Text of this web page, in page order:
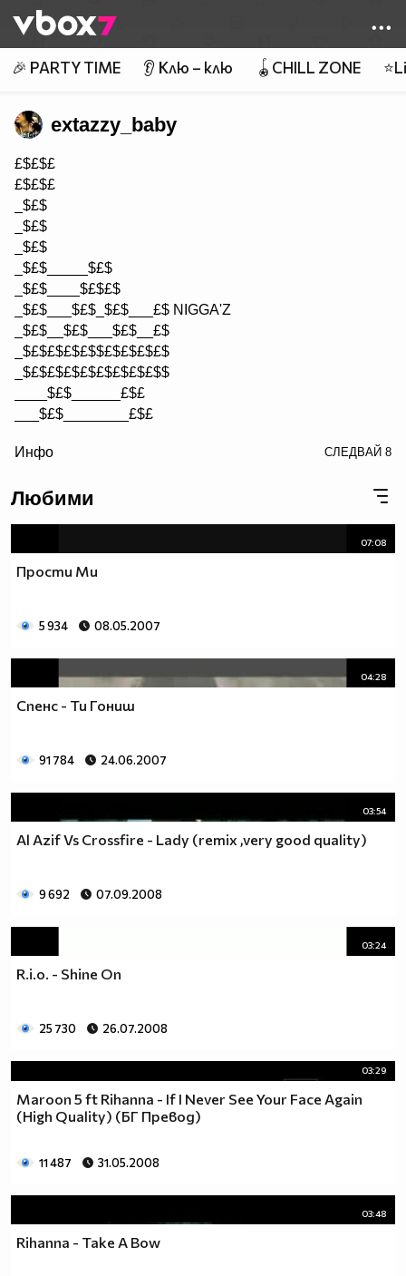
👾
🎉 PARTY TIME 👂 Клю – клю 🪀CHILL ZONE
extazzy_baby
£$£$£
£$£$£
_$£$
_$£$
_$£$
_$£$_____$£$
_$£$____$£$£$
_$£$___$£$_$£$___£$ NIGGA'Z
_$£$__$£$___$£$__£$
_$£$£$£$£$$£$£$£$£$
_$£$£$£$£$£$£$£$£$$
____$£$______£$£
___$£$________£$£
£$£$£$________$£$£$
Инфо СЛЕДВАЙ 8
Любими
07:08
Прости Ми
5 934 08.05.2007
04:28
Спенс - Ти Гониш
91 784 24.06.2007
03:54
Al Azif Vs Crossfire - Lady (remix ,very good quality)
9 692 07.09.2008
03:24
R.i.o. - Shine On
25 730 26.07.2008
03:29
Maroon 5 ft Rihanna - If I Never See Your Face Again
(High Quality) (БГ Превод)
11 487 31.05.2008
03:48
Rihanna - Take A Bow